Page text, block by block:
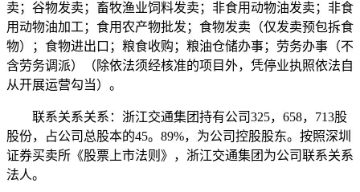
卖；谷物发卖；畜牧渔业饲料发卖；非食用动物油发卖；非食
用动物油加工；食用农产物批发；食物发卖（仅发卖预包拆食
物）；食物进出口；粮食收购；粮油仓储办事；劳务办事（不
含劳务调派）（除依法须经核准的项目外，凭停业执照依法自
从开展运营勾当）。
联系关系关系：浙江交通集团持有公司325，658，713股
股份，占公司总股本的45。89%，为公司控股股东。按照深圳
证券买卖所《股票上市法则》，浙江交通集团为公司联系关系
法人。